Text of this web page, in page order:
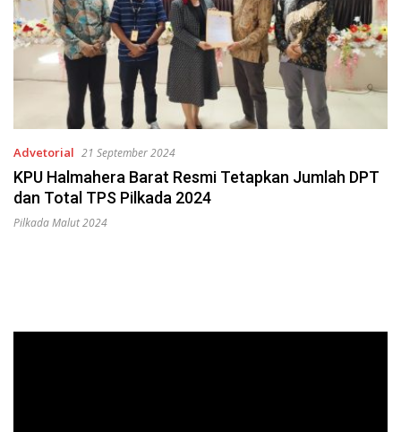
Advetorial 21 September 2024
KPU Halmahera Barat Resmi Tetapkan Jumlah DPT
dan Total TPS Pilkada 2024
Pilkada Malut 2024